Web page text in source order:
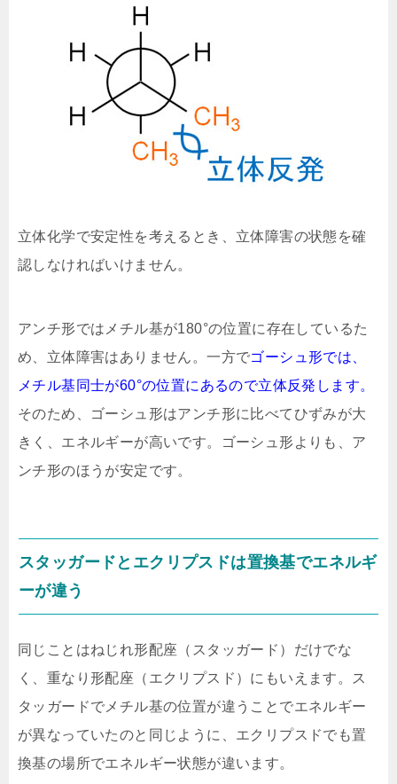
立体化学で安定性を考えるとき、立体障害の状態を確
認しなければいけません。
アンチ形ではメチル基が180°の位置に存在しているた
め、立体障害はありません。一方でゴーシュ形では、
メチル基同士が60°の位置にあるので立体反発します。
そのため、ゴーシュ形はアンチ形に比べてひずみが大
きく、エネルギーが高いです。ゴーシュ形よりも、ア
ンチ形のほうが安定です。
スタッガードとエクリプスドは置換基でエネルギ
ーが違う
同じことはねじれ形配座（スタッガード）だけでな
く、重なり形配座（エクリプスド）にもいえます。ス
タッガードでメチル基の位置が違うことでエネルギー
が異なっていたのと同じように、エクリプスドでも置
換基の場所でエネルギー状態が違います。